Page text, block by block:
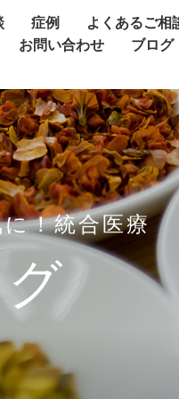
症例
よくあるご相
お問い合わせ
ブログ
！統合医療